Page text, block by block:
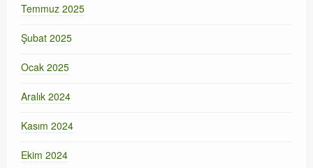
Temmuz 2025
Şubat 2025
Ocak 2025
Aralık 2024
Kasım 2024
Ekim 2024